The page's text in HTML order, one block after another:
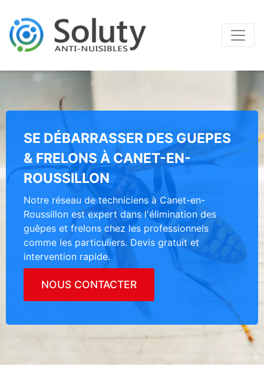
SE DÉBARRASSER DES GUEPES
& FRELONS À CANET-EN-
ROUSSILLON
Notre réseau de techniciens à Canet-en-
Roussillon est expert dans l'élimination des
guêpes et frelons chez les professionnels
comme les particuliers. Devis gratuit et
intervention rapide.
NOUS CONTACTER